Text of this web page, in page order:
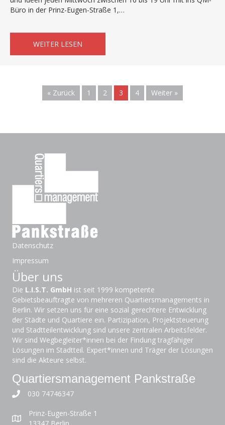
Büro in der Prinz-Eugen-Straße 1,…
WEITER LESEN
« Zurück 1 2 3 4 Weiter »
Datenschutz
Impressum
Über uns
Die L.I.S.T. GmbH ist seit 1999 kompetente
Gebietsbeauftragte von mehreren Quartiersmanagements in
Berlin. Wir setzen uns für eine sozial gerechtere Entwicklung
der Städte und Quartiere ein. Partizipation, Projektsteuerung
und Stadtteilentwicklung sind unsere zentralen Arbeitsfelder.
Wir sind Wegbegleiter*innen bei der Findung tragfähiger
Lösungen im Stadtteil. Expert*innen und Träger der Lösungen
sind die Akteure selbst.
Quartiersmanagement Pankstraße
030 74746347
Prinz-Eugen-Straße 1